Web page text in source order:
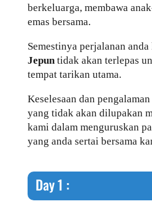
berkeluarga, membawa
emas bersama.
Semestinya perjalanan
Jepuntidak akan terlepas
tempat tarikan utama.
Keselesaan dan
yang tidak akan dilupakan
kami dalam menguruskan
yang anda sertai bersama
Day 1 :